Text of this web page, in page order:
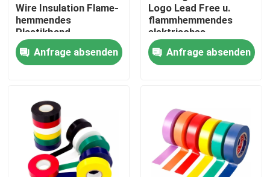
Treten Sie mit uns in Verbindung
Fordern Sie ein Zitat
Kraftpapier-Klebstreifen
HAUSTIER Klebstreifen
Wire Insulation Flame-
hemmendes
Plastikband-
elektrisches
selbstklebendes
Hochspannungsband
Anfrage absenden
Logo Lead Free u.
flammhemmendes
elektrisches
Isolierungs-Band
PVCsAnfrage absenden